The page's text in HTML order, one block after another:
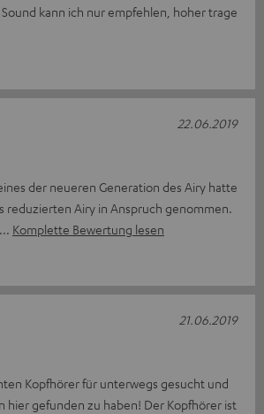
kann ich nur empfehlen, hoher trage
der neueren Generation des Airy hatte
reduzierten Airy in Anspruch genommen.
Komplette Bewertung lesen
22.06.2019
Kopfhörer für unterwegs gesucht und
hier gefunden zu haben! Der Kopfhörer ist
21.06.2019